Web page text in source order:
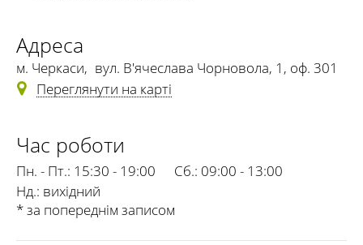
Адреса
м. Черкаси, вул. В'ячеслава Чорновола, 1, оф. 301
Переглянути на карті
Час роботи
Пн. - Пт.: 15:30 - 19:00 Сб.: 09:00 - 13:00
Нд.: вихідний
* за попереднім записом